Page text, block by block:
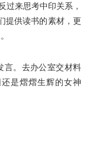
过来思考中印关系，
提供读书的素材，更
言。去办公室交材料
是熠熠生辉的女神